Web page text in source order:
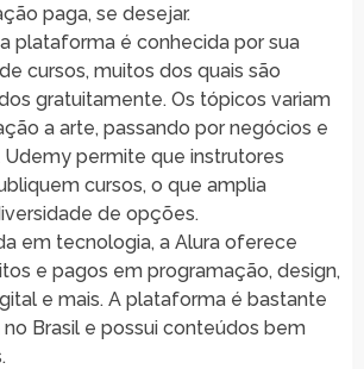
paga, se desejar.
plataforma é conhecida por sua
cursos, muitos dos quais são
gratuitamente. Os tópicos variam
a arte, passando por negócios e
Udemy permite que instrutores
cursos, o que amplia
de opções.
em tecnologia, a Alura oferece
e pagos em programação, design,
e mais. A plataforma é bastante
Brasil e possui conteúdos bem